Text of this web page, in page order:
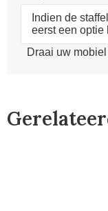
Indien de
eerst een optie
Draai uw